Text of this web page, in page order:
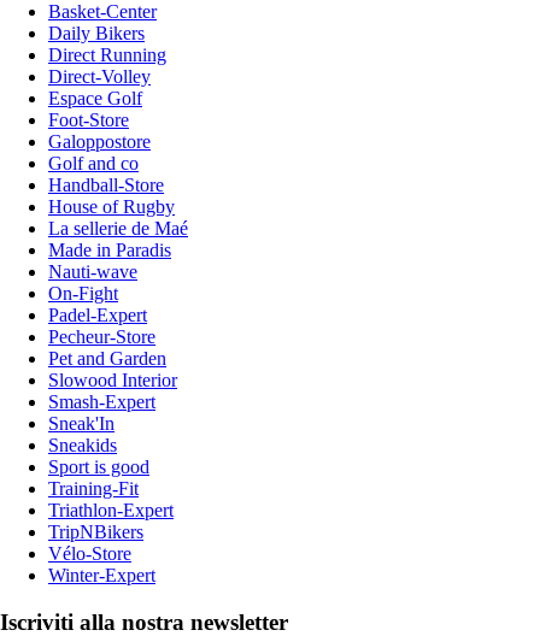
Basket-Center
Daily Bikers
Direct Running
Direct-Volley
Espace Golf
Foot-Store
Galoppostore
Golf and co
Handball-Store
House of Rugby
La sellerie de Maé
Made in Paradis
Nauti-wave
On-Fight
Padel-Expert
Pecheur-Store
Pet and Garden
Slowood Interior
Smash-Expert
Sneak'In
Sneakids
Sport is good
Training-Fit
Triathlon-Expert
TripNBikers
Vélo-Store
Winter-Expert
Iscriviti alla nostra newsletter